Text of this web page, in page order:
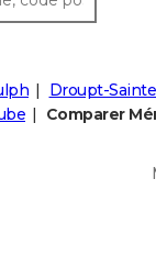
Droupt-
Comparer